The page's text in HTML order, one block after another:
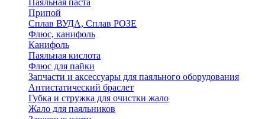
Паяльная паста
Припой
Сплав ВУДА, Сплав РОЗЕ
Флюс, канифоль
Канифоль
Паяльная кислота
Флюс для пайки
Запчасти и аксессуары для паяльного оборудования
Антистатический браслет
Губка и стружка для очистки жало
Жало для паяльников